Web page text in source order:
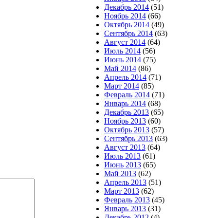
Декабрь 2014 (51)
Ноябрь 2014 (66)
Октябрь 2014 (49)
Сентябрь 2014 (63)
Август 2014 (64)
Июль 2014 (56)
Июнь 2014 (75)
Май 2014 (86)
Апрель 2014 (71)
Март 2014 (85)
Февраль 2014 (71)
Январь 2014 (68)
Декабрь 2013 (65)
Ноябрь 2013 (60)
Октябрь 2013 (57)
Сентябрь 2013 (63)
Август 2013 (64)
Июль 2013 (61)
Июнь 2013 (65)
Май 2013 (62)
Апрель 2013 (51)
Март 2013 (62)
Февраль 2013 (45)
Январь 2013 (31)